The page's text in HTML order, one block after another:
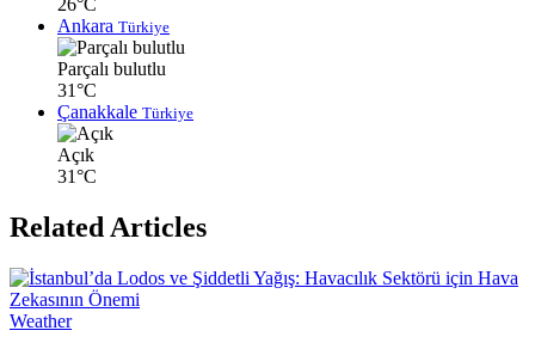
26°C
Ankara Türkiye
Parçalı bulutlu
31°C
Çanakkale Türkiye
Açık
31°C
Related Articles
Weather